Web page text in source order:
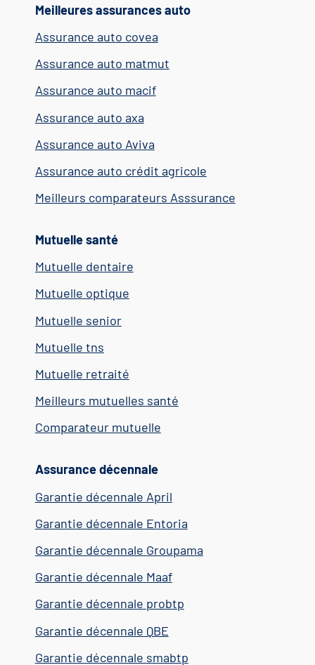
Meilleures assurances auto
Assurance auto covea
Assurance auto matmut
Assurance auto macif
Assurance auto axa
Assurance auto Aviva
Assurance auto crédit agricole
Meilleurs comparateurs Asssurance
Mutuelle santé
Mutuelle dentaire
Mutuelle optique
Mutuelle senior
Mutuelle tns
Mutuelle retraité
Meilleurs mutuelles santé
Comparateur mutuelle
Assurance décennale
Garantie décennale April
Garantie décennale Entoria
Garantie décennale Groupama
Garantie décennale Maaf
Garantie décennale probtp
Garantie décennale QBE
Garantie décennale smabtp